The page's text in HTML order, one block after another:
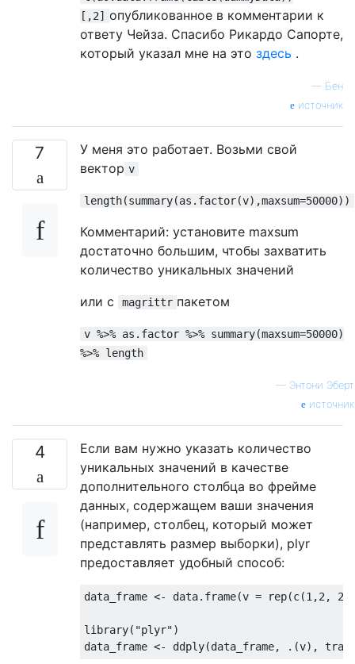
[,2] опубликованное в комментарии к
ответу Чейза. Спасибо Рикардо Сапорте,
который указал мне на это здесь .
— Бен
источник
7
У меня это работает. Возьми свой
вектор v
length(summary(as.factor(v),maxsum=50000))
Комментарий: установите maxsum
достаточно большим, чтобы захватить
количество уникальных значений
или с
magrittr пакетом
v %>% as.factor %>% summary(maxsum=50000)
%>% length
— Энтони Эберт
источник
4
Если вам нужно указать количество
уникальных значений в качестве
дополнительного столбца во фрейме
данных, содержащем ваши значения
(например, столбец, который может
представлять размер выборки), plyr
предоставляет удобный способ:
data_frame <- data.frame(v = rep(c(1 ,2 , 2
library( "plyr")